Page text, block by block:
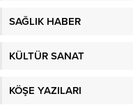
SAĞLIK HABER
KÜLTÜR SANAT
KÖŞE YAZILARI